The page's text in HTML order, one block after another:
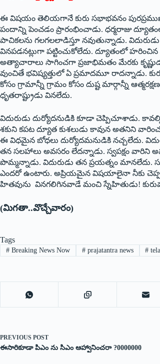
ఈ విషయం తెలియగానే కురు సభాభవనం
పందాన్ని పెంచడం ప్రారంభించాడు. ధర్మరాజు
పాచికలను గలగలలాడిస్తూ నవుతున్నాడు.
వినపడనట్లుగా పట్టించుకోలేదు. ద్యూతంలో
అత్యాచారాలు సాగించగా ప్రజాభిమతం మేరకు
వుంచితే భవిష్యత్తులో ఏ ప్రమాదమూ రాదన్నాడు.
కోసం గ్రామాన్నీ గ్రామం కోసం దుష్ట మార్గాన్నీ
ధృతరాష్ట్రుడు వినలేదు.
విదురుడు దుర్యోదనుడికి కూడా చెప్పిచూశాడు.
శకుని కపట ద్యూత కుశలుడు కావున అతనిని
ఈ విధమైన బోధలు దుర్యోదమనుడికి నచ్చలేదు.
తన సలహాలు అవసరం లేదన్నాడు. స్వపక్షం వారిని
పొమ్మన్నాడు. విదురుడు తన ప్రయత్నం
ఎందరో ఉంటారు. అప్రియమైన విషయాలైనా నీకు
హితవును వినగలిగినవాడే మంచి స్నేహితుడు!
(మిగతా..వొచ్చేవారం)
Tags
#Breaking News Now #prajatantra news #
PREVIOUS POST
ఈసారికూడా పిఎం ను సిఎం ఆహ్వానించరా ?0000000